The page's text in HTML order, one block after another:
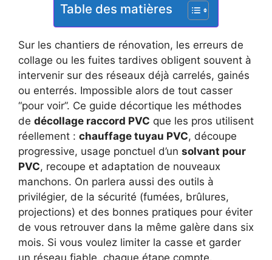
Table des matières
Sur les chantiers de rénovation, les erreurs de
collage ou les fuites tardives obligent souvent à
intervenir sur des réseaux déjà carrelés, gainés
ou enterrés. Impossible alors de tout casser
“pour voir”. Ce guide décortique les méthodes
de décollage raccord PVC que les pros utilisent
réellement : chauffage tuyau PVC, découpe
progressive, usage ponctuel d’un solvant pour
PVC, recoupe et adaptation de nouveaux
manchons. On parlera aussi des outils à
privilégier, de la sécurité (fumées, brûlures,
projections) et des bonnes pratiques pour éviter
de vous retrouver dans la même galère dans six
mois. Si vous voulez limiter la casse et garder
un réseau fiable, chaque étape compte.